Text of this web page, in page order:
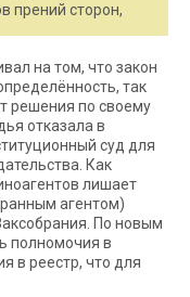
прений сторон,
на том, что закон
так
решения по своему
отказала в
суд для
Как
лишает
агентом)
По новым
полномочия в
в реестр, что для